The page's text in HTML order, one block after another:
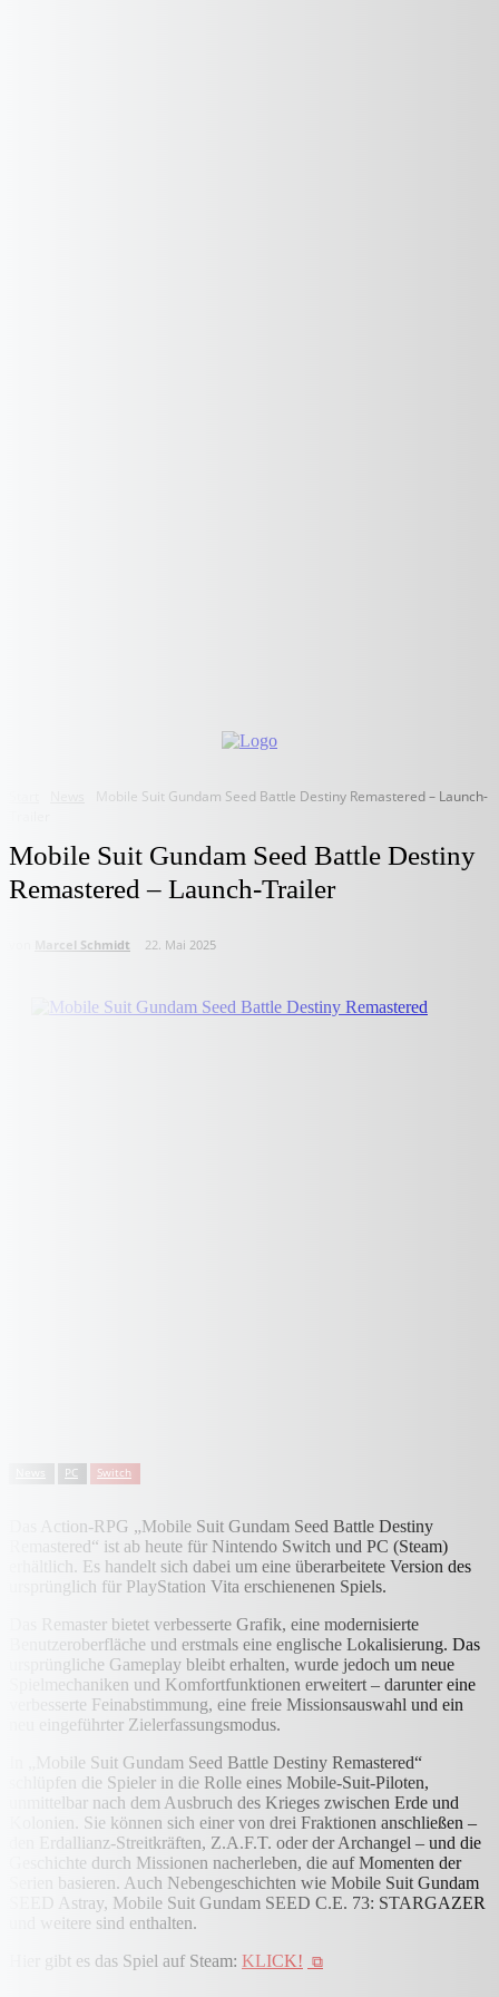
Mobile Suit Gundam Seed Battle Destiny Remastered – Launch-
Mobile Suit Gundam Seed Battle Destiny
Remastered – Launch-Trailer
Marcel Schmidt 22. Mai 2025
PC Switch
Das Action-RPG „Mobile Suit Gundam Seed Battle Destiny
Remastered“ ist ab heute für Nintendo Switch und PC (Steam)
erhältlich. Es handelt sich dabei um eine überarbeitete Version des
ursprünglich für PlayStation Vita erschienenen Spiels.
Das Remaster bietet verbesserte Grafik, eine modernisierte
Benutzeroberfläche und erstmals eine englische Lokalisierung. Das
ursprüngliche Gameplay bleibt erhalten, wurde jedoch um neue
Spielmechaniken und Komfortfunktionen erweitert – darunter eine
verbesserte Feinabstimmung, eine freie Missionsauswahl und ein
neu eingeführter Zielerfassungsmodus.
In „Mobile Suit Gundam Seed Battle Destiny Remastered“
schlüpfen die Spieler in die Rolle eines Mobile-Suit-Piloten,
unmittelbar nach dem Ausbruch des Krieges zwischen Erde und
Kolonien. Sie können sich einer von drei Fraktionen anschließen –
den Erdallianz-Streitkräften, Z.A.F.T. oder der Archangel – und die
Geschichte durch Missionen nacherleben, die auf Momenten der
Serien basieren. Auch Nebengeschichten wie Mobile Suit Gundam
SEED Astray, Mobile Suit Gundam SEED C.E. 73: STARGAZER
und weitere sind enthalten.
Hier gibt es das Spiel auf Steam: KLICK!